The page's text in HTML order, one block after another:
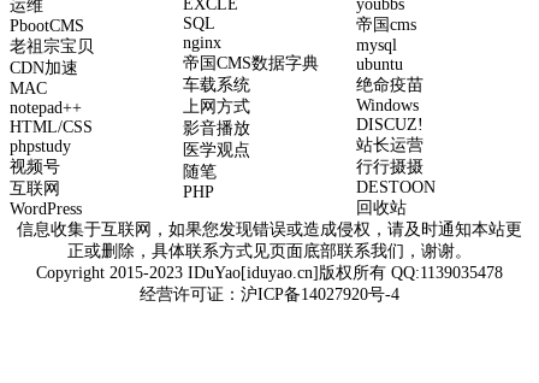
运维
PbootCMS
老祖宗宝贝
CDN加速
MAC
notepad++
HTML/CSS
phpstudy
视频号
互联网
WordPress
EXCLE
SQL
nginx
帝国CMS数据字典
车载系统
上网方式
影音播放
医学观点
随笔
PHP
youbbs
帝国cms
mysql
ubuntu
绝命疫苗
Windows
DISCUZ!
站长运营
行行摄摄
DESTOON
回收站
信息收集于互联网，如果您发现错误或造成侵权，请及时通知本站更
正或删除，具体联系方式见页面底部联系我们，谢谢。
Copyright 2015-2023 IDuYao[iduyao.cn]版权所有 QQ:1139035478
经营许可证： 沪ICP备14027920号-4